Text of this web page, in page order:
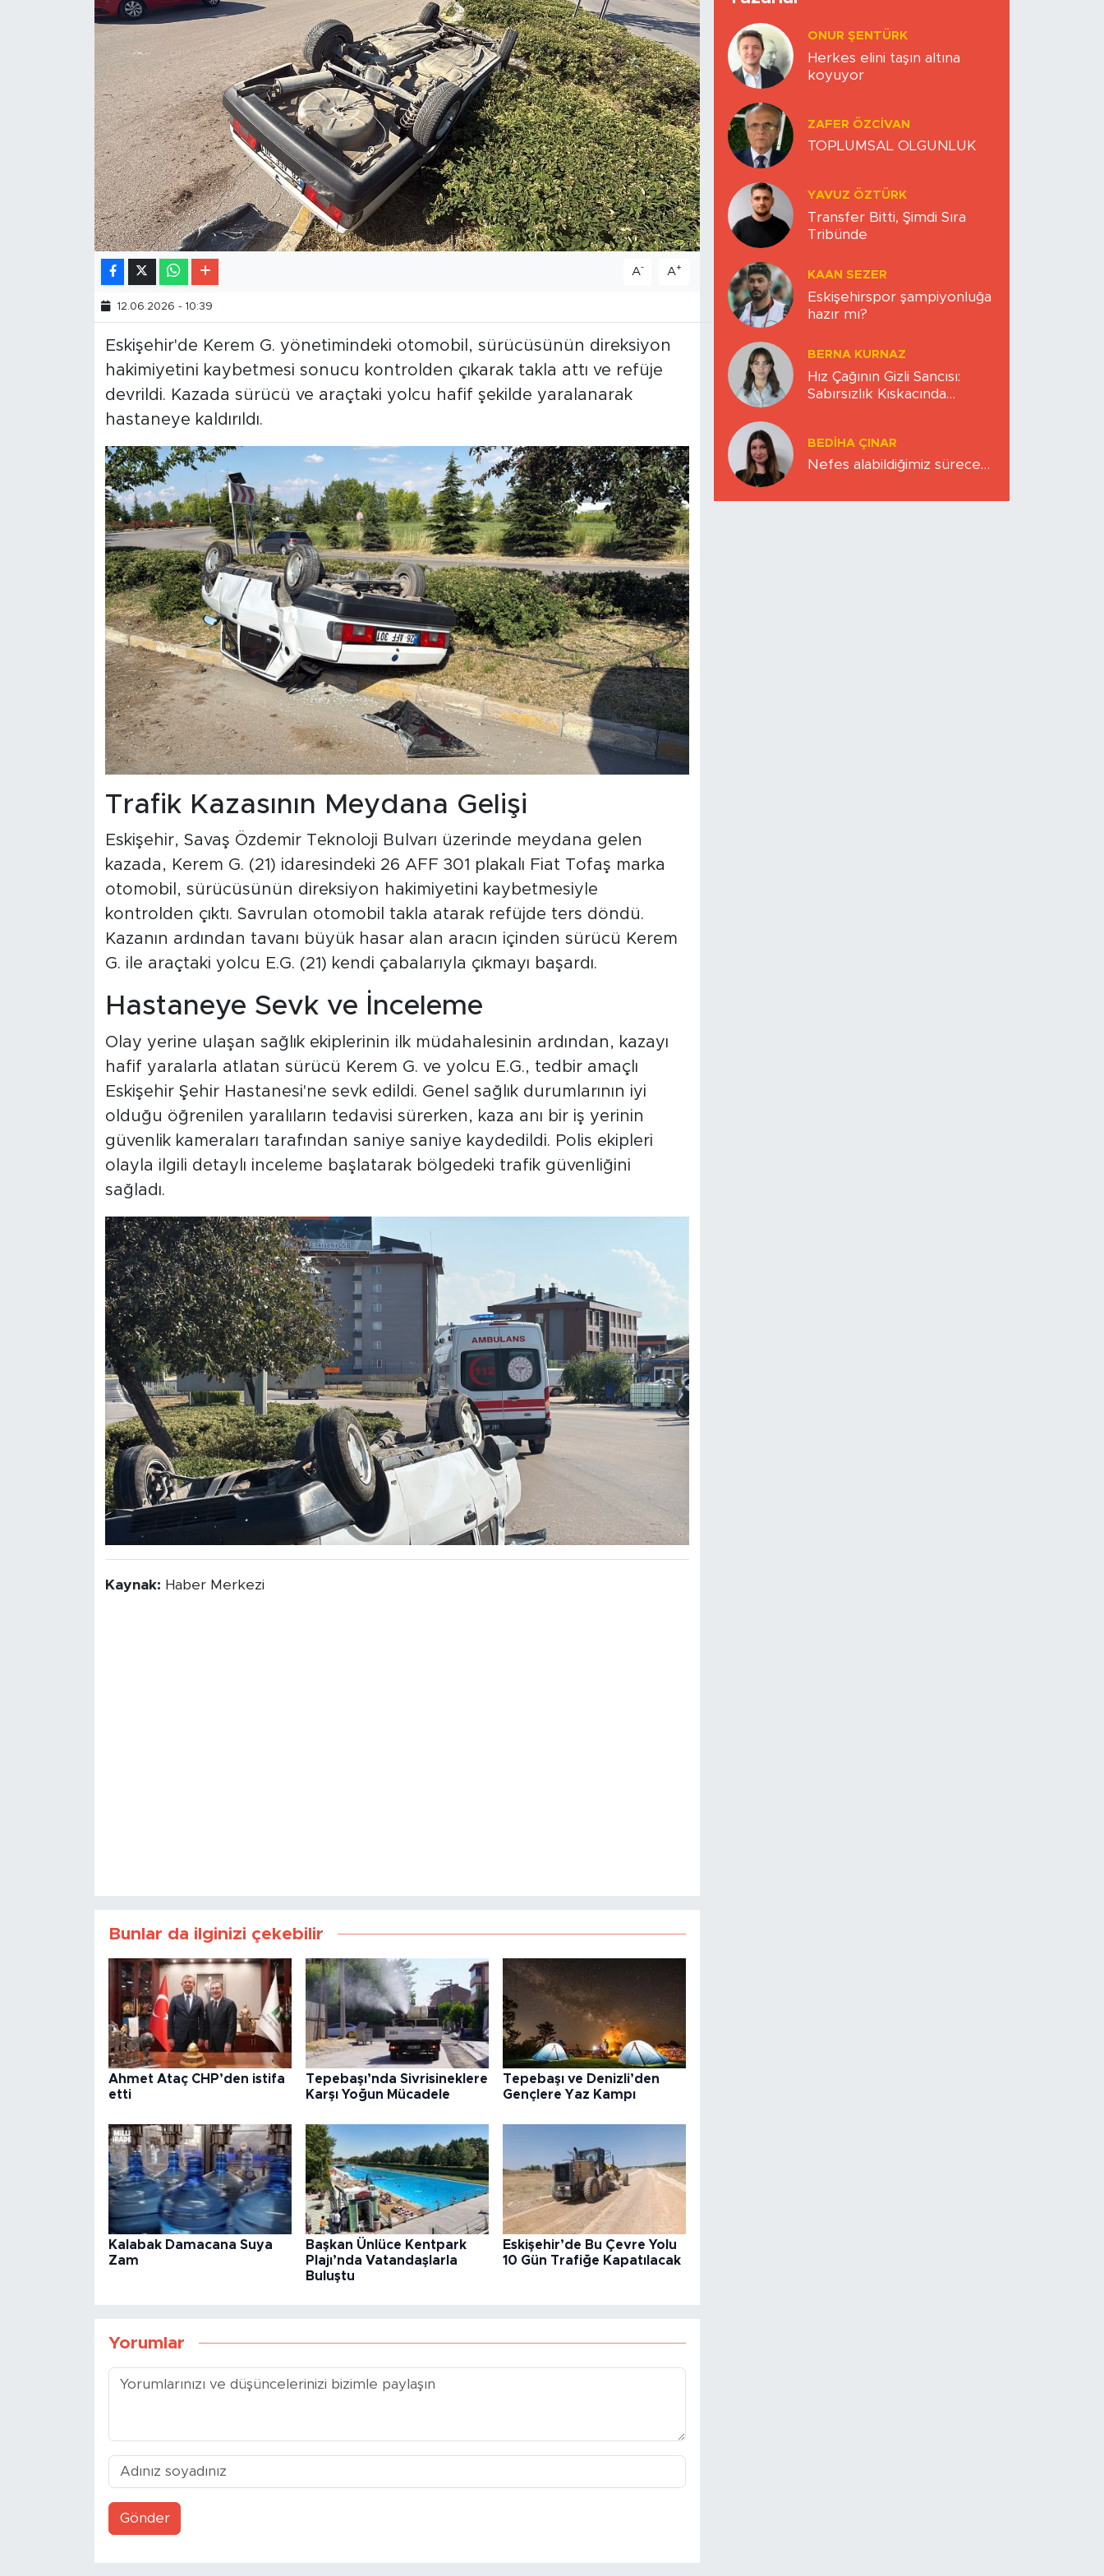
A- A+
12.06.2026 - 10:39
Eskişehir'de Kerem G. yönetimindeki otomobil, sürücüsünün direksiyon
hakimiyetini kaybetmesi sonucu kontrolden çıkarak takla attı ve refüje
devrildi. Kazada sürücü ve araçtaki yolcu hafif şekilde yaralanarak
hastaneye kaldırıldı.
Trafik Kazasının Meydana Gelişi
Eskişehir, Savaş Özdemir Teknoloji Bulvarı üzerinde meydana gelen
kazada, Kerem G. (21) idaresindeki 26 AFF 301 plakalı Fiat Tofaş marka
otomobil, sürücüsünün direksiyon hakimiyetini kaybetmesiyle
kontrolden çıktı. Savrulan otomobil takla atarak refüjde ters döndü.
Kazanın ardından tavanı büyük hasar alan aracın içinden sürücü Kerem
G. ile araçtaki yolcu E.G. (21) kendi çabalarıyla çıkmayı başardı.
Hastaneye Sevk ve İnceleme
Olay yerine ulaşan sağlık ekiplerinin ilk müdahalesinin ardından, kazayı
hafif yaralarla atlatan sürücü Kerem G. ve yolcu E.G., tedbir amaçlı
Eskişehir Şehir Hastanesi'ne sevk edildi. Genel sağlık durumlarının iyi
olduğu öğrenilen yaralıların tedavisi sürerken, kaza anı bir iş yerinin
güvenlik kameraları tarafından saniye saniye kaydedildi. Polis ekipleri
olayla ilgili detaylı inceleme başlatarak bölgedeki trafik güvenliğini
sağladı.
Kaynak: Haber Merkezi
Bunlar da ilginizi çekebilir
Ahmet Ataç CHP’den istifa
etti
Tepebaşı’nda Sivrisineklere
Karşı Yoğun Mücadele
Tepebaşı ve Denizli’den
Gençlere Yaz Kampı
Kalabak Damacana Suya
Zam
Başkan Ünlüce Kentpark
Plajı’nda Vatandaşlarla
Buluştu
Eskişehir’de Bu Çevre Yolu
10 Gün Trafiğe Kapatılacak
Yorumlar
Gönder
ONUR ŞENTÜRK
Herkes elini taşın altına
koyuyor
ZAFER ÖZCIVAN
TOPLUMSAL OLGUNLUK
YAVUZ ÖZTÜRK
Transfer Bitti, Şimdi Sıra
Tribünde
KAAN SEZER
Eskişehirspor şampiyonluğa
hazır mı?
BERNA KURNAZ
Hız Çağının Gizli Sancısı:
Sabırsızlık Kıskacında
BEDIHA ÇINAR
Nefes alabildiğimiz sürece…